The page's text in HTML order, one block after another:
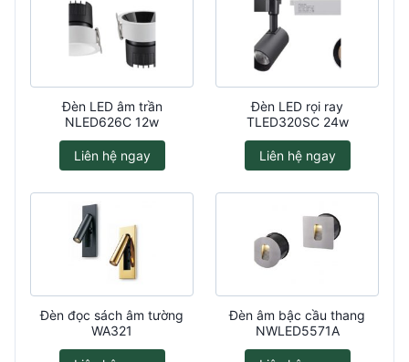
Đèn LED âm trần
NLED626C 12w
Liên hệ ngay
Đèn LED rọi ray
TLED320SC 24w
Liên hệ ngay
Đèn đọc sách âm tường
WA321
Đèn âm bậc cầu thang
NWLED5571A